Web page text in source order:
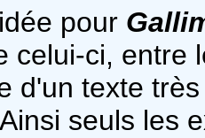
pour
celui-ci, entre
d'un texte
seuls les